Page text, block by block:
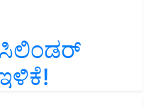
ಸಿಲಿಂಡರ್‌